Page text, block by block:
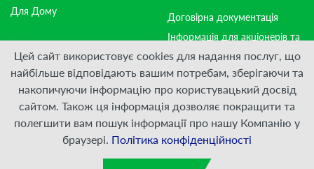
Для Дому
Договірна документація
Інформація для акціонерів та
стейкхолдерів
Приєднуйтесь:
© ПрАТ "ДАТАГРУП", 2000 — 2026
Цей сайт використовує cookies для надання послуг, що
найбільше відповідають вашим потребам, зберігаючи та
накопичуючи інформацію про користувацький досвід
сайтом. Також ця інформація дозволяє покращити та
полегшити вам пошук інформації про нашу Компанію у
браузері. Політика конфіденційності